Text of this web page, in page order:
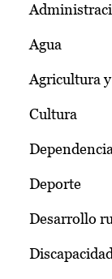
Agua
Agricultura
Cultura
Dependencia
Deporte
Desarrollo
Discapacidad